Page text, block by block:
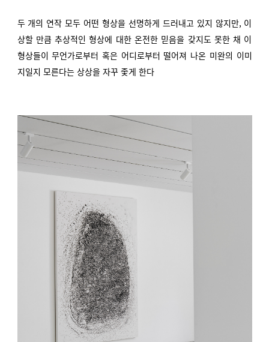
두 개의 연작 모두 어떤 형상을 선명하게 드러내고 있지 않지만, 이
상할 만큼 추상적인 형상에 대한 온전한 믿음을 갖지도 못한 채 이
형상들이 무언가로부터 혹은 어디로부터 떨어져 나온 미완의 이미
지일지 모른다는 상상을 자꾸 좇게 한다